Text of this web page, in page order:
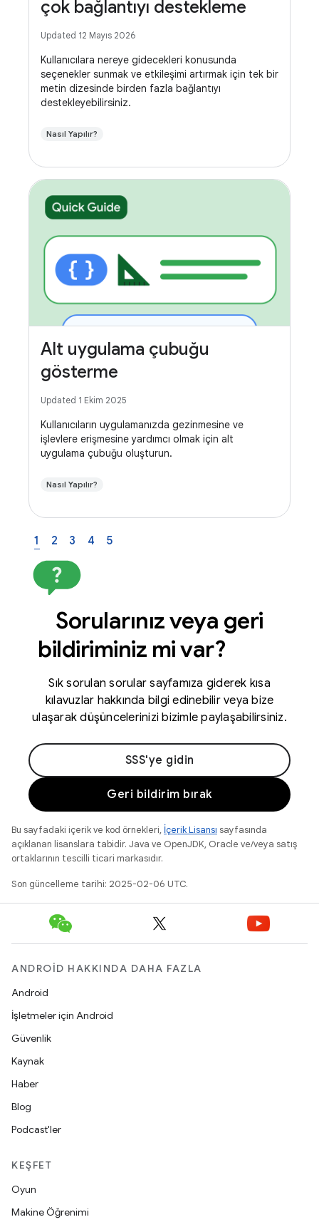
çok bağlantıyı destekleme
Updated 12 Mayıs 2026
Kullanıcılara nereye gidecekleri konusunda
seçenekler sunmak ve etkileşimi artırmak için tek bir
metin dizesinde birden fazla bağlantıyı
destekleyebilirsiniz.
Nasıl Yapılır?
Alt uygulama çubuğu
gösterme
Updated 1 Ekim 2025
Kullanıcıların uygulamanızda gezinmesine ve
işlevlere erişmesine yardımcı olmak için alt
uygulama çubuğu oluşturun.
Nasıl Yapılır?
1 2 3 4 5
Sorularınız veya geri
bildiriminiz mi var?
Sık sorulan sorular sayfamıza giderek kısa
kılavuzlar hakkında bilgi edinebilir veya bize
ulaşarak düşüncelerinizi bizimle paylaşabilirsiniz.
SSS'ye gidin
Geri bildirim bırak
Bu sayfadaki içerik ve kod örnekleri, İçerik Lisansı sayfasında
açıklanan lisanslara tabidir. Java ve OpenJDK, Oracle ve/veya satış
ortaklarının tescilli ticari markasıdır.
Son güncelleme tarihi: 2025-02-06 UTC.
ANDROID HAKKINDA DAHA FAZLA
Android
İşletmeler için Android
Güvenlik
Kaynak
Haber
Blog
Podcast'ler
KEŞFET
Oyun
Makine Öğrenimi